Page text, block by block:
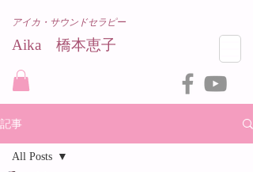
Aika 橋本恵子​
アイカ・サウンドセラピー
記事
All Posts